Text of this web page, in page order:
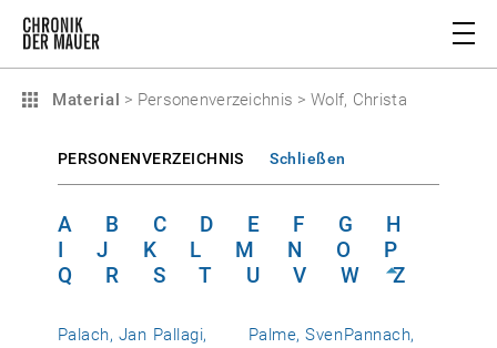
Material > Personenverzeichnis > Wolf, Christa
PERSONENVERZEICHNIS Schließen
A B C D E F G
H
I
J K L M N O
P
Q
R S T U V W Z
Palach, Jan Pallagi,
Palme, SvenPannach,